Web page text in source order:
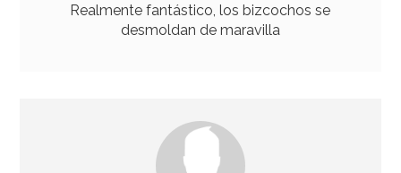
54,95€
Realmente fantástico, los bizcochos se
desmoldan de maravilla